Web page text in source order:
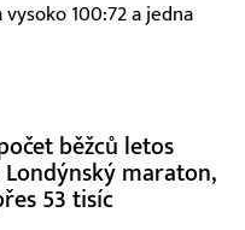
100:72 a jedna
běžců letos
maraton,
53 tisíc